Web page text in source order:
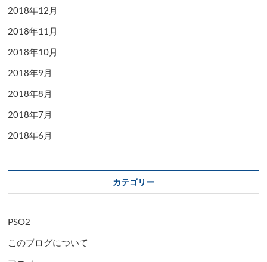
2018年12月
2018年11月
2018年10月
2018年9月
2018年8月
2018年7月
2018年6月
カテゴリー
PSO2
このブログについて